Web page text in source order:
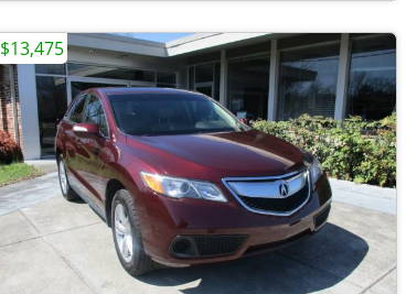
$13,475